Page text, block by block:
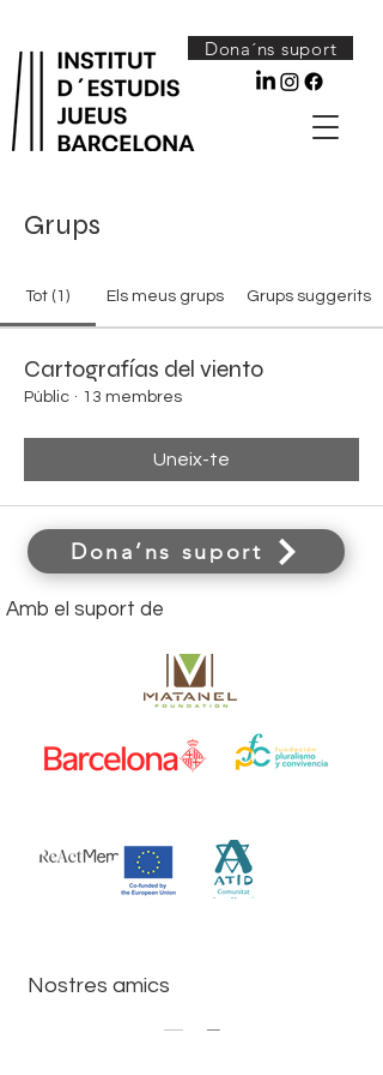
Dona´ns suport
Grups
Tot (1) Els meus grups Grups suggerits
Cartografías del viento
Públic · 13 membres
Uneix-te
Dona’ns suport
Amb el suport de
Nostres amics